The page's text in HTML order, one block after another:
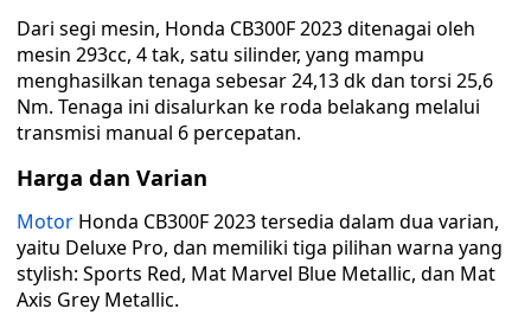
Dari segi mesin, Honda CB300F 2023 ditenagai oleh
mesin 293cc, 4 tak, satu silinder, yang mampu
menghasilkan tenaga sebesar 24,13 dk dan torsi 25,6
Nm. Tenaga ini disalurkan ke roda belakang melalui
transmisi manual 6 percepatan.
Harga dan Varian
Motor Honda CB300F 2023 tersedia dalam dua varian,
yaitu Deluxe Pro, dan memiliki tiga pilihan warna yang
stylish: Sports Red, Mat Marvel Blue Metallic, dan Mat
Axis Grey Metallic.